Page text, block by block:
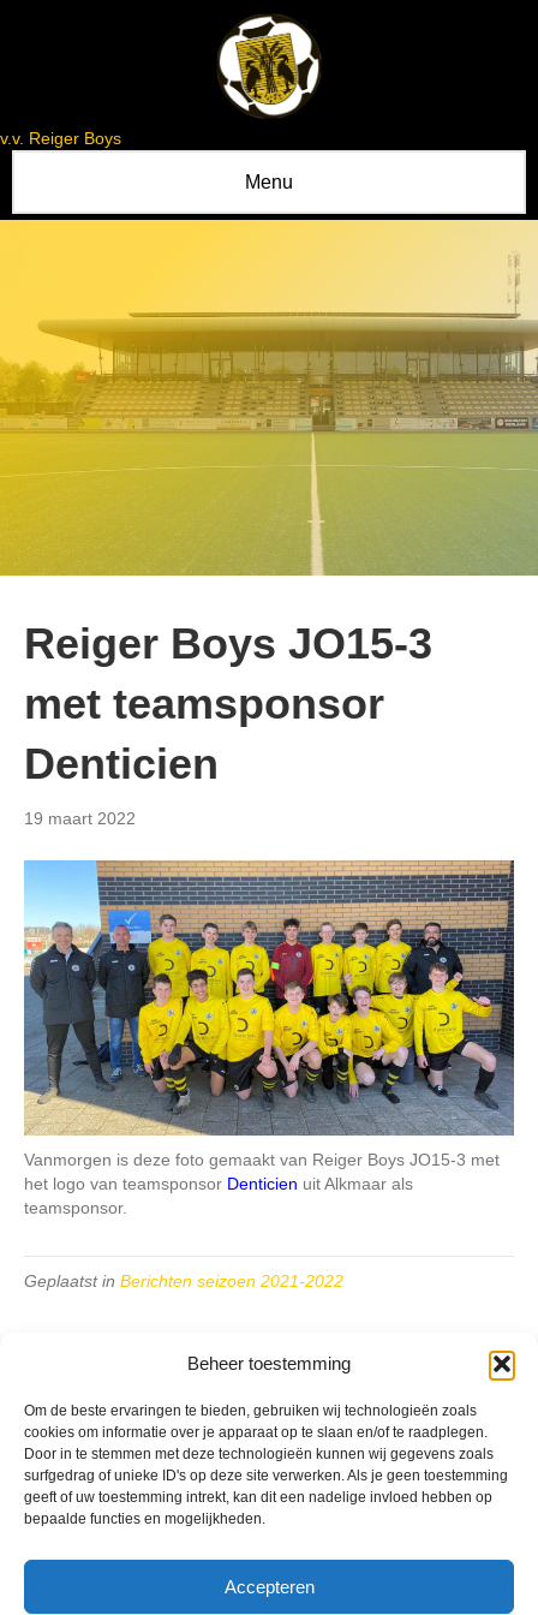
Beheer toestemming
Om de beste ervaringen te bieden, gebruiken wij technologieën zoals
cookies om informatie over je apparaat op te slaan en/of te raadplegen.
Door in te stemmen met deze technologieën kunnen wij gegevens zoals
surfgedrag of unieke ID's op deze site verwerken. Als je geen toestemming
geeft of uw toestemming intrekt, kan dit een nadelige invloed hebben op
bepaalde functies en mogelijkheden.
Accepteren
v.v. Reiger Boys
Menu
Reiger Boys JO15-3
met teamsponsor
Denticien
19 maart 2022
Vanmorgen is deze foto gemaakt van Reiger Boys JO15-3 met
het logo van teamsponsor Denticien uit Alkmaar als
teamsponsor.
Geplaatst in Berichten seizoen 2021-2022
VV Reiger Boys
De Wending, Lotte Beesedijk 1
1705 NA Heerhugowaard
Reglementen
Cookiebeleid